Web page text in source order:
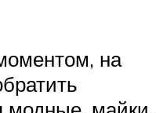
на